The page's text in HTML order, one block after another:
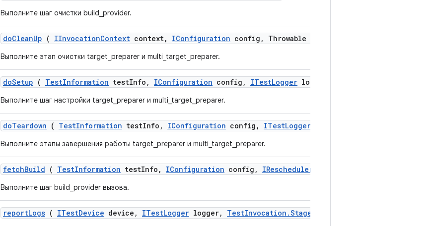
Выполните шаг очистки build_provider.
doCleanUp ( IInvocationContext context, IConfiguration config , Throwable exception)
Выполните этап очистки target_preparer и multi_target_preparer.
doSetup ( TestInformation testInfo , IConfiguration config , ITestLogger logger)
Выполните шаг настройки target_preparer и multi_target_preparer.
doTeardown ( TestInformation testInfo , IConfiguration config , ITestLogger
Выполните этапы завершения работы target_preparer и multi_target_preparer.
fetchBuild ( TestInformation testInfo , IConfiguration config , IRescheduler
Выполните шаг build_provider вызова.
reportLogs ( ITestDevice device , ITestLogger logger, TestInvocation .Stage